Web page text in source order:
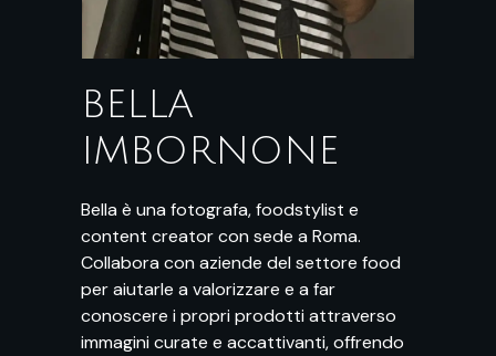
BELLA
IMBORNONE
Bella è una fotografa, foodstylist e
content creator con sede a Roma.
Collabora con aziende del settore food
per aiutarle a valorizzare e a far
conoscere i propri prodotti attraverso
immagini curate e accattivanti, offrendo